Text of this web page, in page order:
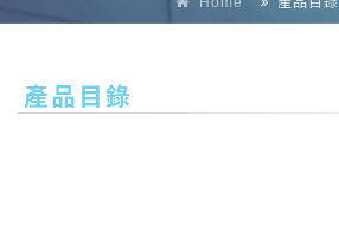
產品目錄